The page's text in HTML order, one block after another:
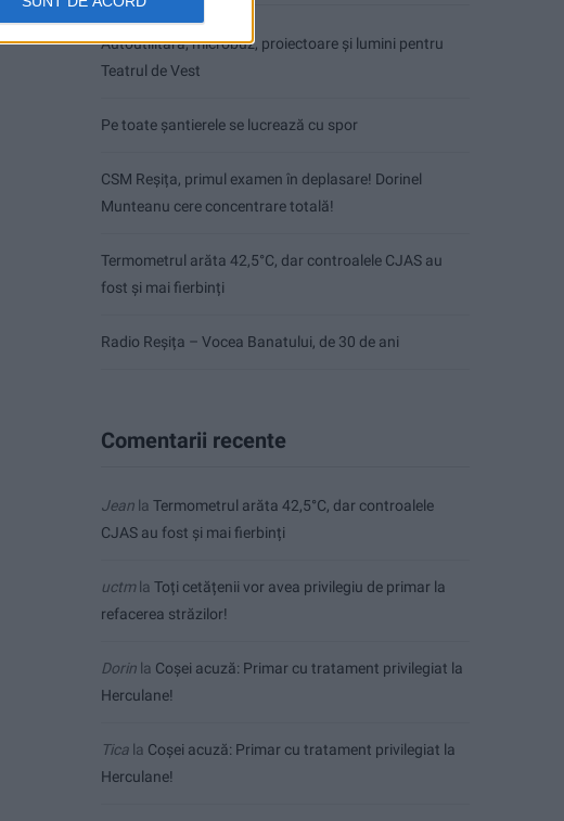
Autoutilitară, microbuz, proiectoare și lumini pentru
Teatrul de Vest
Pe toate șantierele se lucrează cu spor
CSM Reșița, primul examen în deplasare! Dorinel
Munteanu cere concentrare totală!
Termometrul arăta 42,5°C, dar controalele CJAS au
fost și mai fierbinți
Radio Reșița – Vocea Banatului, de 30 de ani
Comentarii recente
Jean la Termometrul arăta 42,5°C, dar controalele
CJAS au fost și mai fierbinți
uctmla Toți cetățenii vor avea privilegiu de primar la
refacerea străzilor!
Dorin la Coșei acuză: Primar cu tratament privilegiat la
Herculane!
Tica la Coșei acuză: Primar cu tratament privilegiat la
Herculane!